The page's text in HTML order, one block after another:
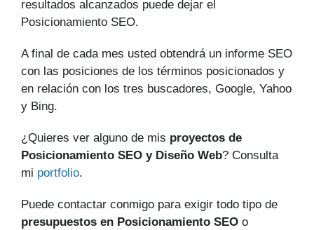
resultados alcanzados puede dejar el
Posicionamiento SEO.
A final de cada mes usted obtendrá un informe SEO
con las posiciones de los términos posicionados y
en relación con los tres buscadores, Google, Yahoo
y Bing.
¿Quieres ver alguno de mis proyectos de
Posicionamiento SEO y Diseño Web? Consulta
mi portfolio.
Puede contactar conmigo para exigir todo tipo de
presupuestos en Posicionamiento SEO o